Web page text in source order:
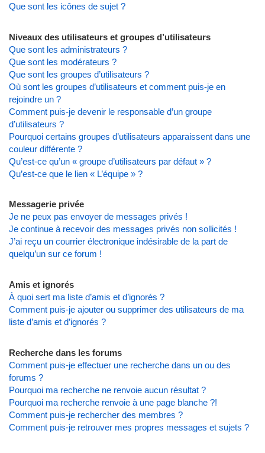
Que sont les icônes de sujet ?
Niveaux des utilisateurs et groupes d’utilisateurs
Que sont les administrateurs ?
Que sont les modérateurs ?
Que sont les groupes d’utilisateurs ?
Où sont les groupes d’utilisateurs et comment puis-je en
rejoindre un ?
Comment puis-je devenir le responsable d’un groupe
d’utilisateurs ?
Pourquoi certains groupes d’utilisateurs apparaissent dans une
couleur différente ?
Qu’est-ce qu’un « groupe d’utilisateurs par défaut » ?
Qu’est-ce que le lien « L’équipe » ?
Messagerie privée
Je ne peux pas envoyer de messages privés !
Je continue à recevoir des messages privés non sollicités !
J’ai reçu un courrier électronique indésirable de la part de
quelqu’un sur ce forum !
Amis et ignorés
À quoi sert ma liste d’amis et d’ignorés ?
Comment puis-je ajouter ou supprimer des utilisateurs de ma
liste d’amis et d’ignorés ?
Recherche dans les forums
Comment puis-je effectuer une recherche dans un ou des
forums ?
Pourquoi ma recherche ne renvoie aucun résultat ?
Pourquoi ma recherche renvoie à une page blanche ?!
Comment puis-je rechercher des membres ?
Comment puis-je retrouver mes propres messages et sujets ?